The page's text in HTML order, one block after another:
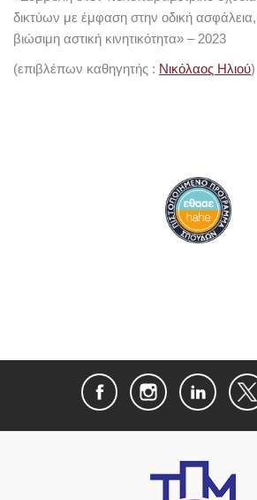
δικτύων με έμφαση στην οδική
βιώσιμη αστική κινητικότητα» – 2023
(επιβλέπων καθηγητής : Νικόλαος Ηλιού)